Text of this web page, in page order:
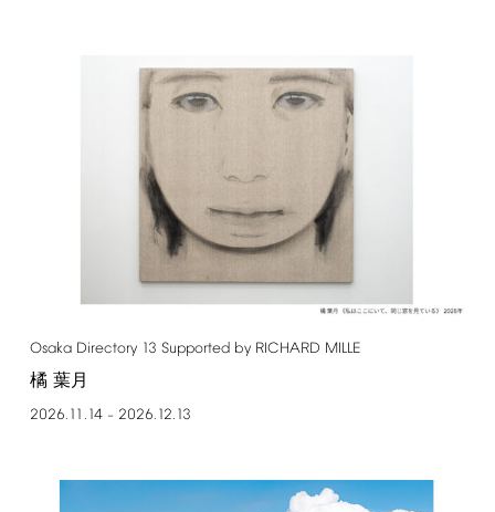
Osaka Directory 13 Supported by RICHARD MILLE
橘 葉月
2026.11.14– 2026.12.13